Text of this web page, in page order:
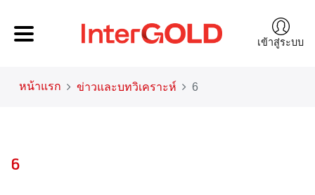
เข้าสู่ระบบ
หน้าแรก ข่าวและบทวิเคราะห์ 6
6